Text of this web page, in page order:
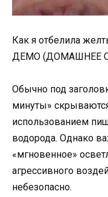
Как я отбелила
ДЕМО (ДОМАШНЕЕ
Обычно под
минуты»
использованием
водорода. Однако
«мгновенное»
агрессивного
небезопасно.